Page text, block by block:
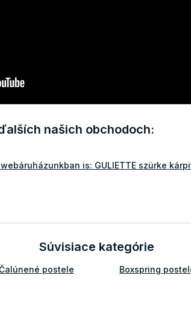
našich obchodoch:
is: GULIETTE szürke
Súvisiace kategórie
postele Boxspring